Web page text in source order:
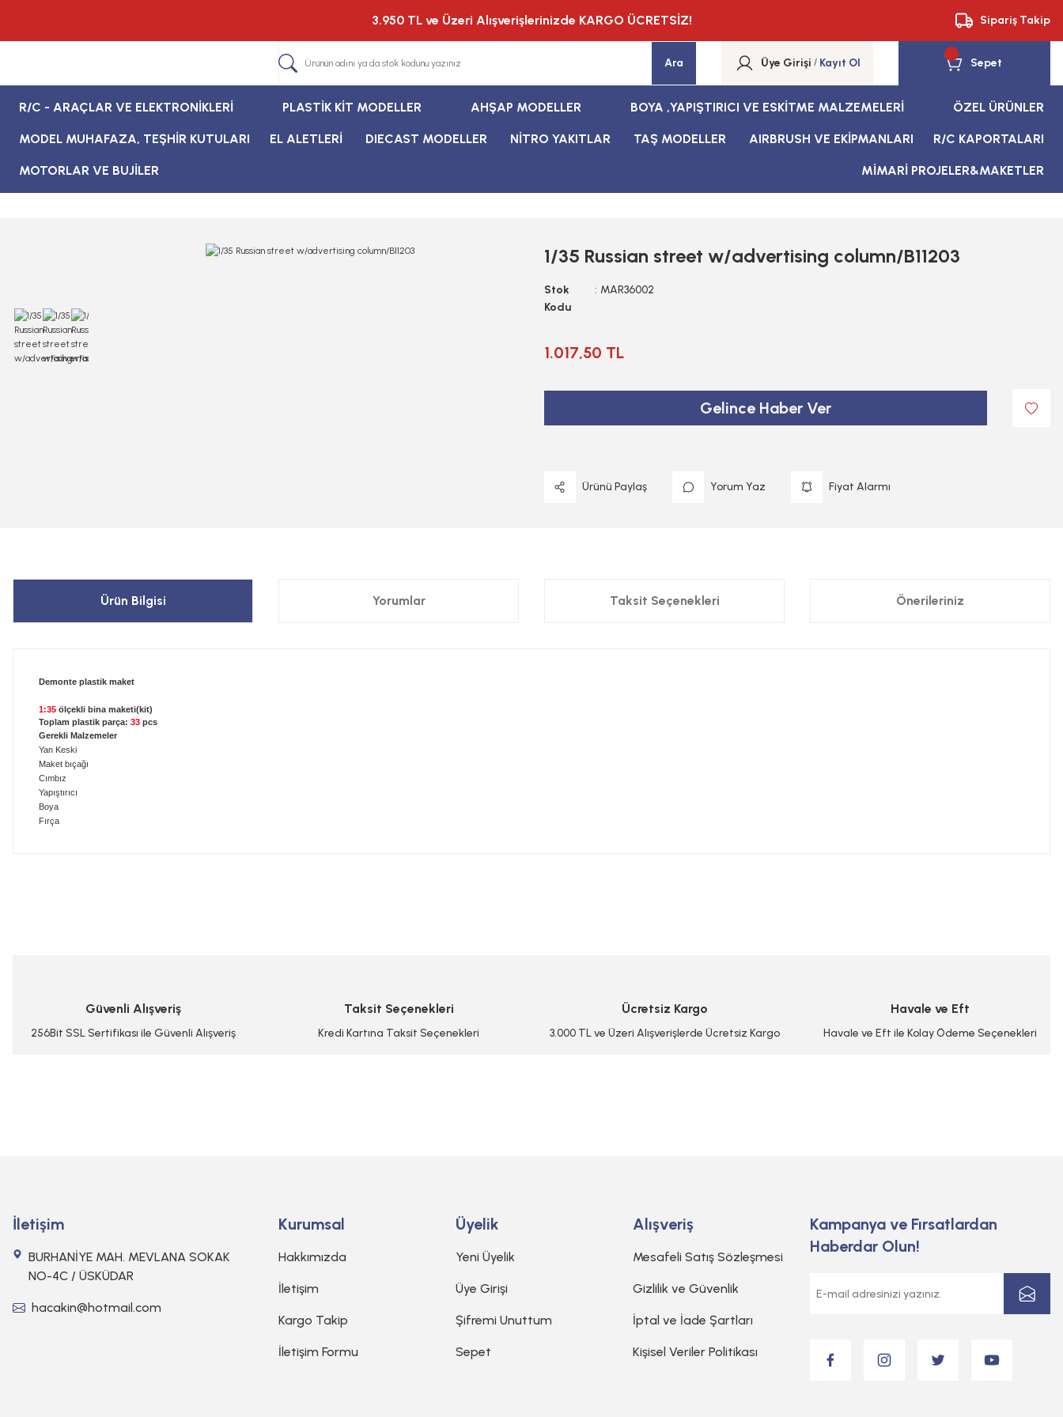
3.950 TL ve Üzeri Alışverişlerinizde KARGO ÜCRETSİZ! Sipariş Takip
Ara Üye Girişi / Kayıt Ol Sepet
R/C - ARAÇLAR VE ELEKTRONİKLERİ PLASTİK KİT MODELLER AHŞAP MODELLER BOYA ,YAPIŞTIRICI VE ESKİTME MALZEMELERİ ÖZEL ÜRÜNLER
MODEL MUHAFAZA, TEŞHİR KUTULARI EL ALETLERİ DIECAST MODELLER NİTRO YAKITLAR TAŞ MODELLER AIRBRUSH VE EKİPMANLARI R/C KAPORTALARI
MOTORLAR VE BUJİLER MİMARİ PROJELER&MAKETLER
1/35 Russian street w/advertising column/B11203
Stok
Kodu
MAR36002
1.017,50 TL
Gelince Haber Ver
Ürünü Paylaş Yorum Yaz Fiyat Alarmı
Ürün Bilgisi Yorumlar Taksit Seçenekleri Önerileriniz
Demonte plastik maket
1:35 ölçekli bina maketi(kit)
Toplam plastik parça: 33 pcs
Gerekli Malzemeler
Yan Keski
Maket bıçağı
Cımbız
Yapıştırıcı
Boya
Fırça
Ürün fiyatı diğer sitelerden daha pahalı.
Bu ürüne benzer farklı alternatifler olmalı.
Güvenli Alışveriş
256Bit SSL Sertifikası ile Güvenli Alışveriş
Taksit Seçenekleri
Kredi Kartına Taksit Seçenekleri
Ücretsiz Kargo
3.000 TL ve Üzeri Alışverişlerde Ücretsiz Kargo
Havale ve Eft
Havale ve Eft ile Kolay Ödeme Seçenekleri
İletişim
BURHANİYE MAH. MEVLANA SOKAK
NO-4C / ÜSKÜDAR
hacakin@hotmail.com
Kurumsal
Hakkımızda
İletişim
Kargo Takip
İletişim Formu
Üyelik
Yeni Üyelik
Üye Girişi
Şifremi Unuttum
Sepet
Alışveriş
Mesafeli Satış Sözleşmesi
Gizlilik ve Güvenlik
İptal ve İade Şartları
Kişisel Veriler Politikası
Kampanya ve Fırsatlardan
Haberdar Olun!